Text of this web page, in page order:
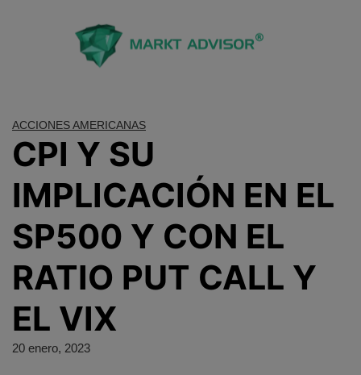
ACCIONES AMERICANAS
CPI Y SU
IMPLICACIÓN EN EL
SP500 Y CON EL
RATIO PUT CALL Y
EL VIX
20 enero, 2023